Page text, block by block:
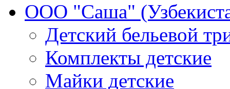
ООО "Саша"
Детский бельевой
Комплекты детские
Майки детские